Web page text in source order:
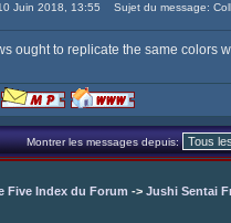
Juin 2018, 13:55 Sujet du message:
ought to replicate the same colors
Montrer les messages depuis:
Five Index du Forum -> Jushi Sentai